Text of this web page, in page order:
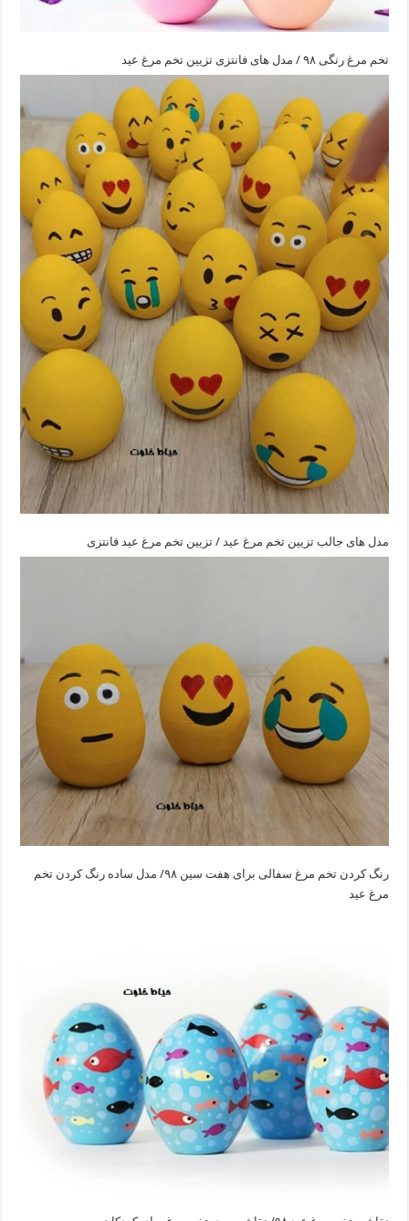
تخم مرغ رنگی ۹۸ / مدل های فانتزی تزیین تخم مرغ عید
مدل های جالب تزیین تخم مرغ عید / تزیین تخم مرغ عید فانتزی
رنگ کردن تخم مرغ سفالی برای هفت سین ۹۸/ مدل ساده رنگ کردن تخم
مرغ عید